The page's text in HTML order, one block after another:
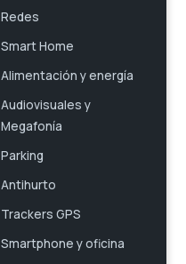
Redes
Smart Home
Alimentación y energía
Audiovisuales y
Megafonía
Parking
Antihurto
Trackers GPS
Smartphone y oficina